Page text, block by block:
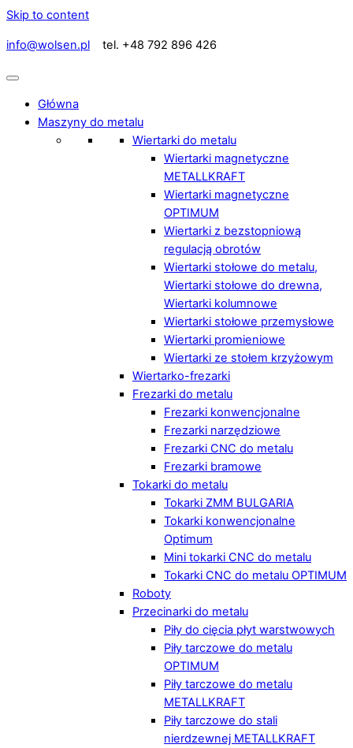
Skip to content
info@wolsen.pl tel. +48 792 896 426
Główna
Maszyny do metalu
Wiertarki do metalu
Wiertarki magnetyczne
METALLKRAFT
Wiertarki magnetyczne
OPTIMUM
Wiertarki z bezstopniową
regulacją obrotów
Wiertarki stołowe do metalu,
Wiertarki stołowe do drewna,
Wiertarki kolumnowe
Wiertarki stołowe przemysłowe
Wiertarki promieniowe
Wiertarki ze stołem krzyżowym
Wiertarko-frezarki
Frezarki do metalu
Frezarki konwencjonalne
Frezarki narzędziowe
Frezarki CNC do metalu
Frezarki bramowe
Tokarki do metalu
Tokarki ZMM BULGARIA
Tokarki konwencjonalne
Optimum
Mini tokarki CNC do metalu
Tokarki CNC do metalu OPTIMUM
Roboty
Przecinarki do metalu
Piły do cięcia płyt warstwowych
Piły tarczowe do metalu
OPTIMUM
Piły tarczowe do metalu
METALLKRAFT
Piły tarczowe do stali
nierdzewnej METALLKRAFT